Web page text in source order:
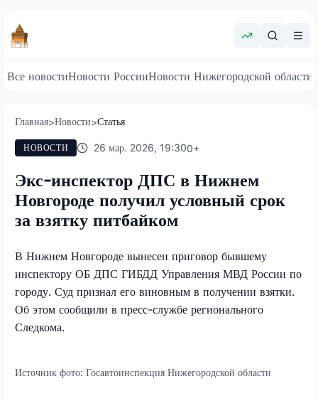
Все новостиНовости РоссииНовости Нижегородской области
Главная>Новости>Статья
НОВОСТИ 26 мар. 2026, 19:300+
Экс-инспектор ДПС в Нижнем
Новгороде получил условный срок
за взятку питбайком
В Нижнем Новгороде вынесен приговор бывшему
инспектору ОБ ДПС ГИБДД Управления МВД России по
городу. Суд признал его виновным в получении взятки.
Об этом сообщили в пресс-службе регионального
Следкома.
Источник фото: Госавтоинспекция Нижегородской области